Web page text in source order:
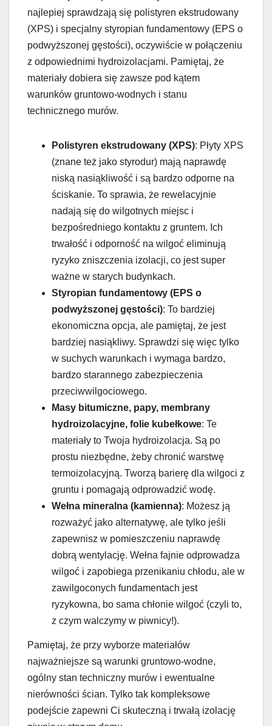
najlepiej sprawdzają się polistyren ekstrudowany
(XPS) i specjalny styropian fundamentowy (EPS o
podwyższonej gęstości), oczywiście w połączeniu
z odpowiednimi hydroizolacjami. Pamiętaj, że
materiały dobiera się zawsze pod kątem
warunków gruntowo-wodnych i stanu
technicznego murów.
Polistyren ekstrudowany (XPS): Płyty XPS
(znane też jako styrodur) mają naprawdę
niską nasiąkliwość i są bardzo odporne na
ściskanie. To sprawia, że rewelacyjnie
nadają się do wilgotnych miejsc i
bezpośredniego kontaktu z gruntem. Ich
trwałość i odporność na wilgoć eliminują
ryzyko zniszczenia izolacji, co jest super
ważne w starych budynkach.
Styropian fundamentowy (EPS o
podwyższonej gęstości): To bardziej
ekonomiczna opcja, ale pamiętaj, że jest
bardziej nasiąkliwy. Sprawdzi się więc tylko
w suchych warunkach i wymaga bardzo,
bardzo starannego zabezpieczenia
przeciwwilgociowego.
Masy bitumiczne, papy, membrany
hydroizolacyjne, folie kubełkowe: Te
materiały to Twoja hydroizolacja. Są po
prostu niezbędne, żeby chronić warstwę
termoizolacyjną. Tworzą barierę dla wilgoci z
gruntu i pomagają odprowadzić wodę.
Wełna mineralna (kamienna): Możesz ją
rozważyć jako alternatywę, ale tylko jeśli
zapewnisz w pomieszczeniu naprawdę
dobrą wentylację. Wełna fajnie odprowadza
wilgoć i zapobiega przenikaniu chłodu, ale w
zawilgoconych fundamentach jest
ryzykowna, bo sama chłonie wilgoć (czyli to,
z czym walczymy w piwnicy!).
Pamiętaj, że przy wyborze materiałów
najważniejsze są warunki gruntowo-wodne,
ogólny stan techniczny murów i ewentualne
nierówności ścian. Tylko tak kompleksowe
podejście zapewni Ci skuteczną i trwałą izolację